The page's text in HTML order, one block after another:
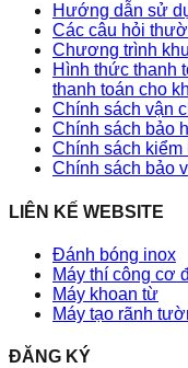
Hướng dẫn sử
Các câu hỏi
Chương trình
Hình thức thanh
thanh toán cho
Chính sách vận
Chính sách bảo
Chính sách kiểm
Chính sách bảo
LIÊN KẾ WEBSITE
Đánh bóng inox
Máy thí công cơ
Máy khoan từ
Máy tạo rãnh
ĐĂNG KÝ